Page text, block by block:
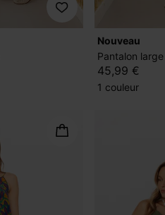
nouveau
Pantalon
45,99 €
1 couleur